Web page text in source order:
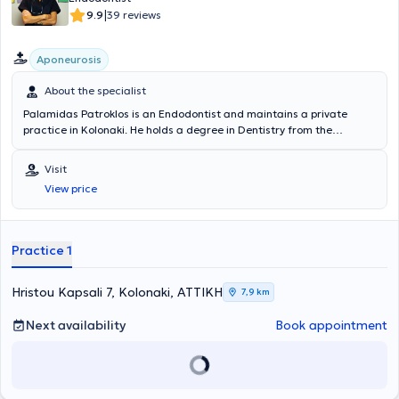
9.9|39 reviews
Aponeurosis
About the specialist
Palamidas Patroklos is an Endodontist and maintains a private
practice in Kolonaki. He holds a degree in Dentistry from the
postgraduate training in Endodontics at Columbia University in New
York. He is a member of the AAE (American Association of
Endodontists). Finally, he possesses extensive experience and
training.
Visit
View price
Practice 1
Hristou Kapsali 7, Kolonaki, ΑΤΤΙΚΗ 7,9 km
Next availability Book appointment